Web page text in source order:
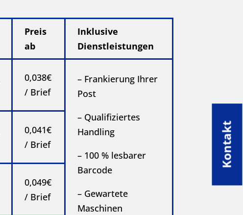
Preis
ab
Inklusive
Dienstleistungen
0,038€
/ Brief
– Frankierung Ihrer
Post
– Qualifiziertes
Handling
– 100 % lesbarer
Barcode
– Gewartete
Maschinen
0,041€
/ Brief
0,049€
/ Brief
Kontakt